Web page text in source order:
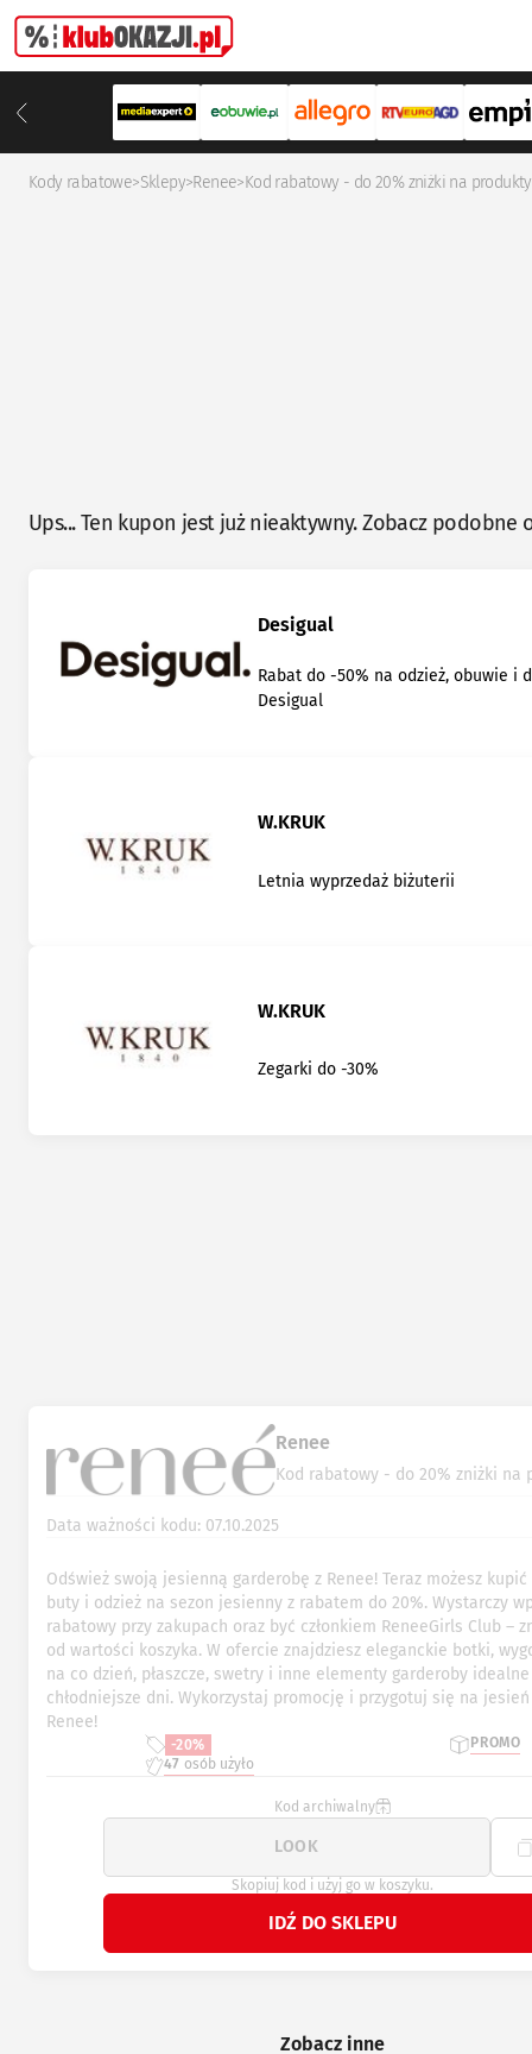
Kody rabatowe>Sklepy>Renee>Kod rabatowy - do 20% zniżki na produkty
Ups... Ten kupon jest już nieaktywny. Zobacz podobne
Desigual
Rabat do -50% na odzież, obuwie i
Desigual
W.KRUK
Letnia wyprzedaż biżuterii
W.KRUK
Zegarki do -30%
Renee
Kod rabatowy - do 20% zniżki na
Data ważności kodu: 07.10.2025
-20%
47 osób użyło
PROMO
Kod archiwalny
Skopiuj kod i użyj go w koszyku.
IDŹ DO SKLEPU
Odśwież swoją jesienną garderobę z Renee! Teraz możesz
buty i odzież na sezon jesienny z rabatem do 20%. Wystarczy
rabatowy przy zakupach oraz być członkiem ReneeGirls Club –
od wartości koszyka. W ofercie znajdziesz eleganckie botki,
na co dzień, płaszcze, swetry i inne elementy garderoby
chłodniejsze dni. Wykorzystaj promocję i przygotuj się na
Renee!
Zobacz inne